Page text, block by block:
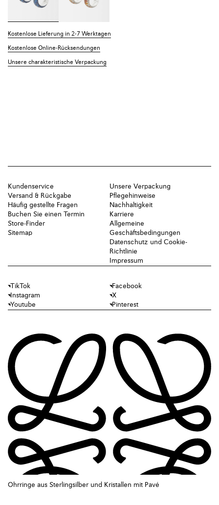
Ohrringe aus Sterlingsilber und Kristallen mit Pavé
Kostenlose Lieferung in 2-7 Werktagen
Kostenlose Online-Rücksendungen
Unsere charakteristische Verpackung
Kundenservice
Versand & Rückgabe
Häufig gestellte Fragen
Buchen Sie einen Termin
Store-Finder
Sitemap
Unsere Verpackung
Pflegehinweise
Nachhaltigkeit
Karriere
Allgemeine
Geschäftsbedingungen
Datenschutz und Cookie-
Richtlinie
Impressum
TikTok
Facebook
Instagram
X
Youtube
Pinterest